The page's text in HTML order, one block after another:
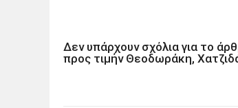
Δεν υπάρχουν σχόλια για το
προς τιμήν Θεοδωράκη,